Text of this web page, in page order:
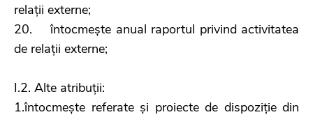
relații externe;
20. întocmește anual raportul privind activitatea
de relații externe;
I.2. Alte atribuții:
1.întocmește referate și proiecte de dispoziție din